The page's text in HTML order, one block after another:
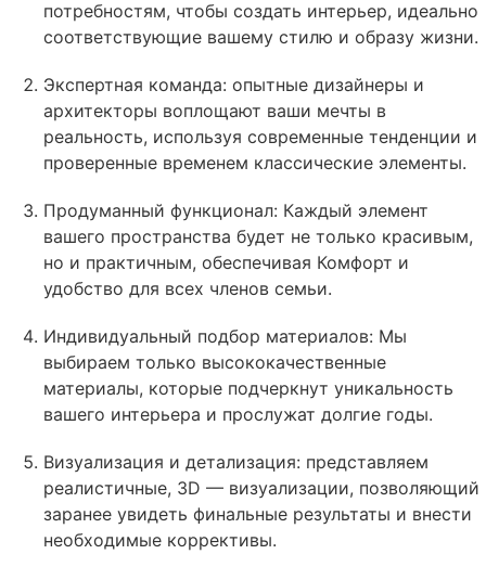
потребностям, чтобы создать интерьер, идеально
соответствующие вашему стилю и образу жизни.
Экспертная команда: опытные дизайнеры и
архитекторы воплощают ваши мечты в
реальность, используя современные тенденции и
проверенные временем классические элементы.
Продуманный функционал: Каждый элемент
вашего пространства будет не только красивым,
но и практичным, обеспечивая Комфорт и
удобство для всех членов семьи.
Индивидуальный подбор материалов: Мы
выбираем только высококачественные
материалы, которые подчеркнут уникальность
вашего интерьера и прослужат долгие годы.
Визуализация и детализация: представляем
реалистичные, 3D — визуализации, позволяющий
заранее увидеть финальные результаты и внести
необходимые коррективы.